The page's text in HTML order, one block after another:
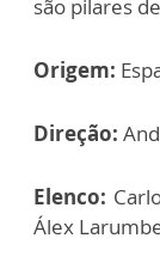
são pilares
Origem:
Direção:
Elenco:
Álex